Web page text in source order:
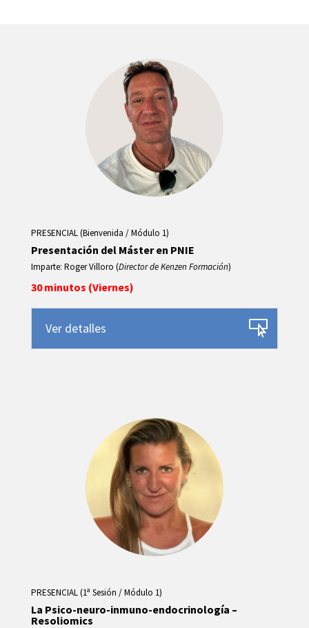
PRESENCIAL (Bienvenida / Módulo 1)
Presentación del Máster en PNIE
Imparte: Roger Villoro (Director de Kenzen Formación)
30 minutos (Viernes)
Ver detalles
PRESENCIAL (1ª Sesión / Módulo 1)
La Psico-neuro-inmuno-endocrinología –
Resoliomics